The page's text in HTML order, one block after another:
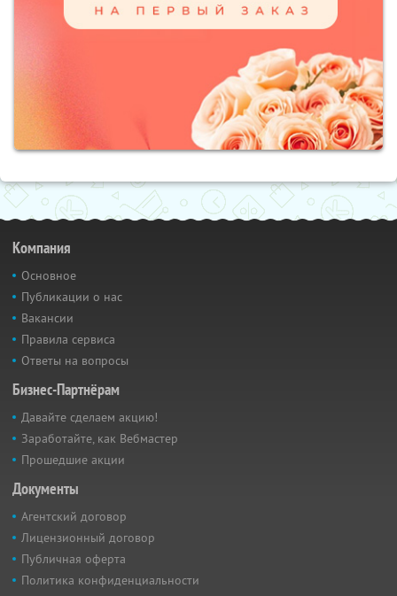
Компания
Основное
Публикации о нас
Вакансии
Правила сервиса
Ответы на вопросы
Бизнес-Партнёрам
Давайте сделаем акцию!
Заработайте, как Вебмастер
Прошедшие акции
Документы
Агентский договор
Лицензионный договор
Публичная оферта
Политика конфиденциальности